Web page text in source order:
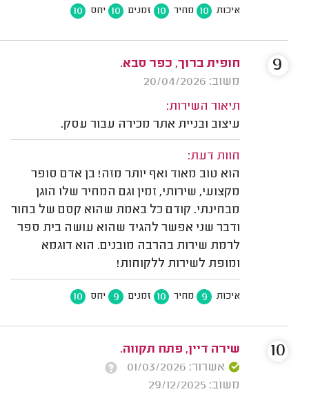
איכות 10 מחיר 10 זמנים 10 יחס 10
חופית ברוך, כפר סבא.
משוב: 20/04/2026
תיאור השירות:
עיצוב ובניית אתר מכירה עבור עסק.
חוות דעת:
הוא טוב מאוד ואף יותר מזה! בן אדם סופר
מקצועי, שירותי, זמין וגם המחיר שלו הוגן
מבחינתי. קודם כל באמת שהוא קסם של בחור
ודבר שני אפשר להגיד שהוא עושה בית ספר
לרמת שירות בהרבה מובנים. הוא דוגמא
ומופת לשירות ללקוחות!
איכות 9 מחיר 10 זמנים 9 יחס 10
9
שירה דיין, פתח תקווה.
אשרור: 01/03/2026
משוב: 29/12/2025
10